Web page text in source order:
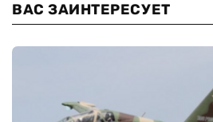
ВАС ЗАИНТЕРЕСУЕТ